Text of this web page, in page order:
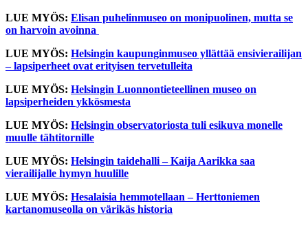
LUE MYÖS: Elisan puhelinmuseo on monipuolinen, mutta se
on harvoin avoinna
LUE MYÖS: Helsingin kaupunginmuseo yllättää ensivierailijan
– lapsiperheet ovat erityisen tervetulleita
LUE MYÖS: Helsingin Luonnontieteellinen museo on
lapsiperheiden ykkösmesta
LUE MYÖS: Helsingin observatoriosta tuli esikuva monelle
muulle tähtitornille
LUE MYÖS: Helsingin taidehalli – Kaija Aarikka saa
vierailijalle hymyn huulille
LUE MYÖS: Hesalaisia hemmotellaan – Herttoniemen
kartanomuseolla on värikäs historia